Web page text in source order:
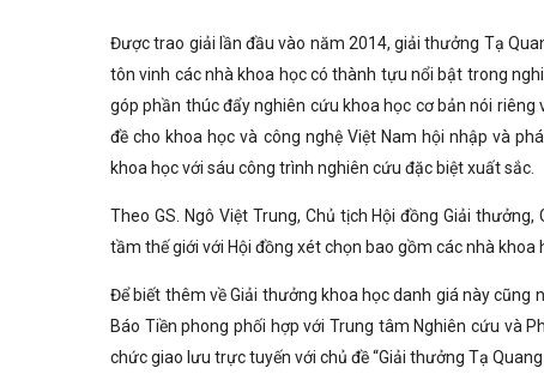
Được trao giải lần đầu vào năm 2014, giải thưởng Tạ
tôn vinh các nhà khoa học có thành tựu nổi bật trong
góp phần thúc đẩy nghiên cứu khoa học cơ bản nói
đề cho khoa học và công nghệ Việt Nam hội nhập và
khoa học với sáu công trình nghiên cứu đặc biệt xuất sắc.
Theo GS. Ngô Việt Trung, Chủ tịch Hội đồng Giải
tầm thế giới với Hội đồng xét chọn bao gồm các nhà khoa
Để biết thêm về Giải thưởng khoa học danh giá này cũng
Báo Tiền phong phối hợp với Trung tâm Nghiên cứu và
chức giao lưu trực tuyến với chủ đề “Giải thưởng Tạ